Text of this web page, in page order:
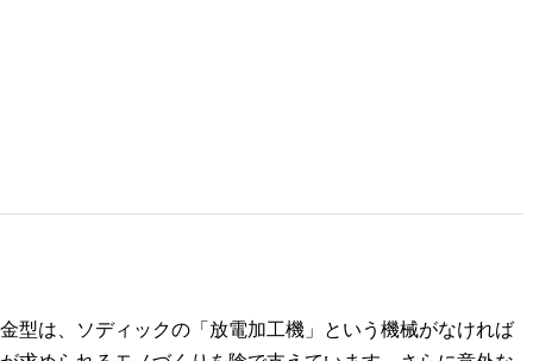
型は、ソディックの「放電加工機」という機械がなければ